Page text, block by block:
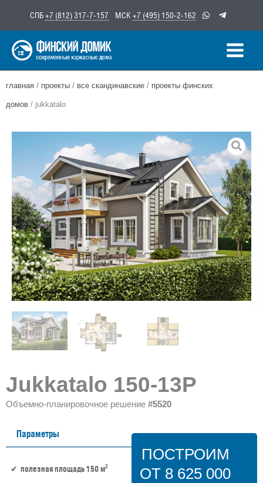
содержимому
СПБ+7 (812) 317-7-157 МСК +7 (495) 150-2-162
главная / проекты / все скандинавские / проекты финских
домов / jukkatalo
Jukkatalo 150-13P
Объемно-планировочное решение #5520
Параметры
полезная площадь 150 м2
ПОСТРОИМ
ОТ 8 625 000